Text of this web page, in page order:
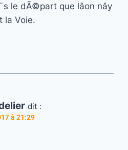
dÃ©part que lâon nây
la Voie.
dit :
à 21:29